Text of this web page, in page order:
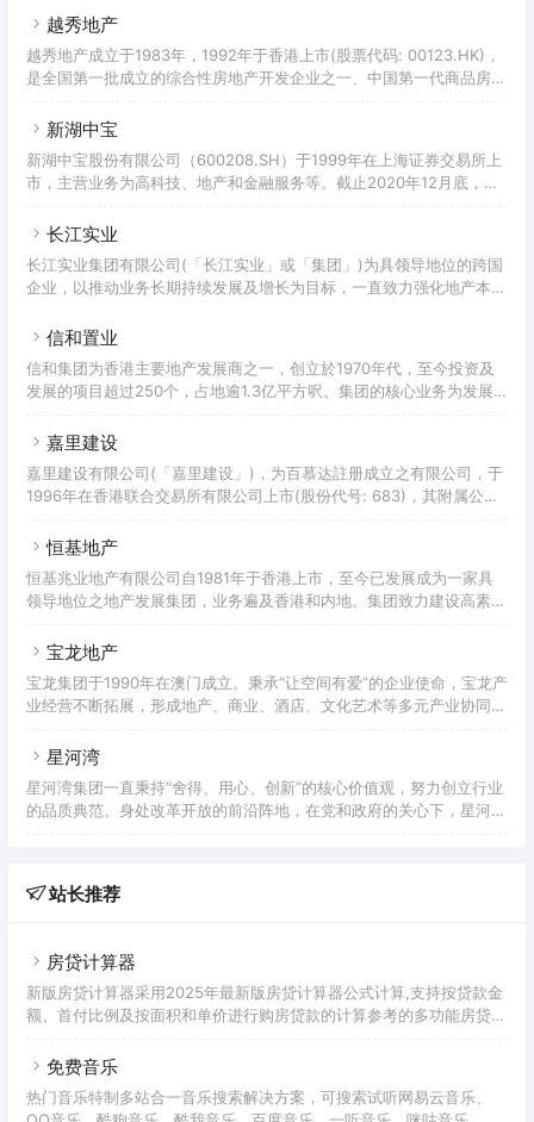
公司----嘉华国际集团有限公司（股份代号：00173）及银河娱乐集团
司包括仕德福国际酒店集团及嘉华建材有限公司。现时，嘉华集团有逾
200间附属公司，全球员工近30,000人。嘉华集团於房地产行业拥有
越秀地产
越秀地产成立于1983年，1992年于香港上市(股票代码: 00123.HK)，
是全国第一批成立的综合性房地产开发企业之一、中国第一代商品房的
的香港上市房地产投资信托基金——越秀房托(00405.HK)，控有TOD
（06626.HK）。截至2022年6月底，公司总资产超3000亿元，总土
地储备超2800万平方米，在职员工超一万七千人。母公司越秀集团是
新湖中宝
新湖中宝股份有限公司（600208.SH）于1999年在上海证券交易所上
市，主营业务为高科技、地产和金融服务等。截止2020年12月底，新
宝按照国家产业转型方向，前瞻投资于区块链、大数据、人工智能、云
技、邦盛科技、万得信息、宏华数科等一批拥有领先技术和市场份额的
高科技公司的重要股东，其中众多企业拥有国际领先的自主技术，增长
长江实业
长江实业集团有限公司(「长江实业」或「集团」)为具领导地位的跨国
企业，以推动业务长期持续发展及增长为目标，一直致力强化地产本
盖物业发展及投资、酒店及服务套房业务、物业及项目管理、英式酒馆
一，于香港市场具领导地位，在中国内地亦拥有广泛业务组合，并在新
加坡及英国建立稳固市场基础。集团具备丰富的物业发展经验，不少香
心资
信和置业
信和集团为香港主要地产发展商之一，创立於1970年代，至今投资及
发展的项目超过250个，占地逾1.3亿平方呎。集团的核心业务为发展
迹遍及中国（香港及内地）、新加坡及澳洲。集团业务范畴广泛，由三
列与物业相关的业务，除了物业管理、保安服务以至环卫清洁服务，更
包括酒店与会所管理及停车场业务，致力为顾客提供全面流畅的服务，
嘉里建设
嘉里建设有限公司(「嘉里建设」)，为百慕达註册成立之有限公司，于
1996年在香港联合交易所有限公司上市(股份代号: 683)，其附属公司
业务。作为一家世界级物业企业，嘉里建设于中国内地及香港均有重大
数(地产建筑业)。嘉里建设获得信誉超著的可持续发展指标之认可，除
了获得全球房地产可持续标准（GRESB）最高五星评级，亦获纳入为
恒基地产
恒基兆业地产有限公司自1981年于香港上市，至今已发展成为一家具
领导地位之地产发展集团，业务遍及香港和内地。集团致力建设高素质
The Henderson、国际金融中心综合发展项目，和北京的环球金融中
尔夫・御苑和本木等。恒基兆业地产集团的核心业务为物业发展和物业
投资。此外亦持有两间上市附属公司，即恒基兆业发展有限公司和美丽
宝龙地产
宝龙集团于1990年在澳门成立。秉承“让空间有爱”的企业使命，宝龙产
业经营不断拓展，形成地产、商业、酒店、文化艺术等多元产业协同发
商。截至目前，宝龙集团总资产超两千亿，有万余名员工活跃在海内外
发运营综合性商业地产项目，2009年在香港成功上市（股票代码：
HK.1238），并连续十七年获得“中国房地产百强企业”、连续十一年获
星河湾
星河湾集团一直秉持“舍得、用心、创新”的核心价值观，努力创立行业
的品质典范。身处改革开放的前沿阵地，在党和政府的关心下，星河湾
民办企业以品质闻名、享有美誉、屡获殊荣，成为全国高品质物业的标
河湾
站长推荐
房贷计算器
新版房贷计算器采用2025年最新版房贷计算器公式计算,支持按贷款金
额、首付比例及按面积和单价进行购房贷款的计算参考的多功能房贷计
贷款利率、首付、月供明细等提供计算参考。
免费音乐
热门音乐特制多站合一音乐搜索解决方案，可搜索试听网易云音乐、